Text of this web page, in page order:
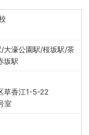
大濠公園駅/桜坂駅/茶
坂駅
草香江1-5-22
室